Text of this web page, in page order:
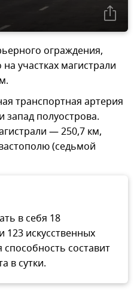
ограждения,
участках магистрали
транспортная артерия
полуострова.
— 250,7 км,
(седьмой
в себя 18
123 искусственных
составит
в сутки.